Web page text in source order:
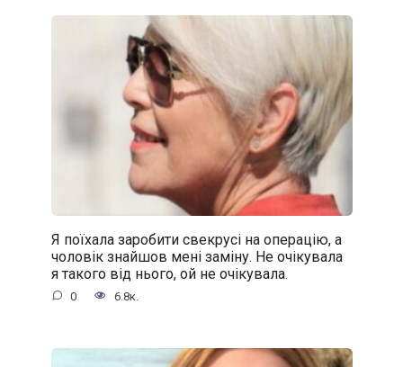
Я поїхала заробити свекрусі на операцію, а
чоловік знайшов мені заміну. Не очікувала
я такого від нього, ой не очікувала.
0 6.8к.